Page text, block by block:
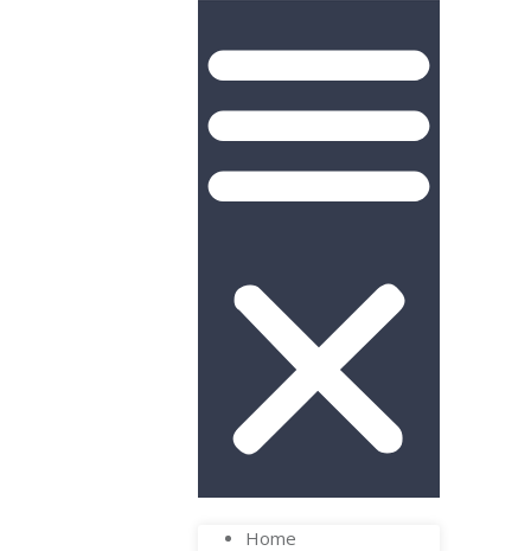
Home